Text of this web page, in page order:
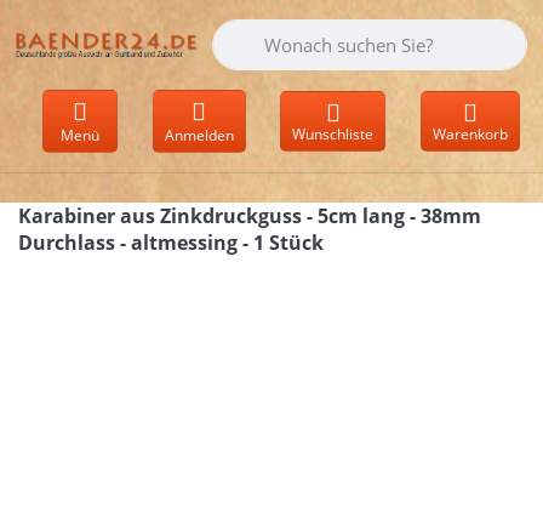
Geben Sie einen Suchbegriff ein.
Menü Anmelden Wunschliste Warenkorb
Karabiner aus Zinkdruckguss - 5cm lang - 38mm
Durchlass - altmessing - 1 Stück